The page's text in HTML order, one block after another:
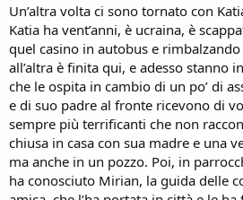
Un’altra volta ci sono tornato con
Katia ha vent’anni, è ucraina, è
quel casino in autobus e
all’altra è finita qui, e adesso stanno
che le ospita in cambio di un po’ di
e di suo padre al fronte ricevono di
sempre più terrificanti che non
chiusa in casa con sua madre e una
ma anche in un pozzo. Poi, in
ha conosciuto Mirian, la guida delle